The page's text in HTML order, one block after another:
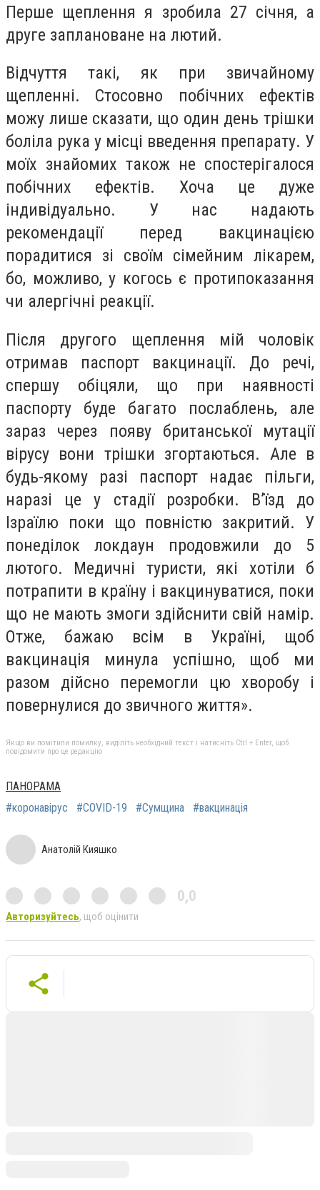
Перше щеплення я зробила 27 січня, а
друге заплановане на лютий.
Відчуття такі, як при звичайному
щепленні. Стосовно побічних ефектів
можу лише сказати, що один день трішки
боліла рука у місці введення препарату. У
моїх знайомих також не спостерігалося
побічних ефектів. Хоча це дуже
індивідуально. У нас надають
рекомендації перед вакцинацією
порадитися зі своїм сімейним лікарем,
бо, можливо, у когось є протипоказання
чи алергічні реакції.
Після другого щеплення мій чоловік
отримав паспорт вакцинації. До речі,
спершу обіцяли, що при наявності
паспорту буде багато послаблень, але
зараз через появу британської мутації
вірусу вони трішки згортаються. Але в
будь-якому разі паспорт надає пільги,
наразі це у стадії розробки. В’їзд до
Ізраїлю поки що повністю закритий. У
понеділок локдаун продовжили до 5
лютого. Медичні туристи, які хотіли б
потрапити в країну і вакцинуватися, поки
що не мають змоги здійснити свій намір.
Отже, бажаю всім в Україні, щоб
вакцинація минула успішно, щоб ми
разом дійсно перемогли цю хворобу і
повернулися до звичного життя».
Якщо ви помітили помилку, виділіть необхідний текст і натисніть Ctrl + Enter, щоб
повідомити про це редакцію
ПАНОРАМА
#коронавірус
#COVID-19 #Сумщина #вакцинація
Анатолій Кияшко
0,0
Авторизуйтесь, щоб оцінити